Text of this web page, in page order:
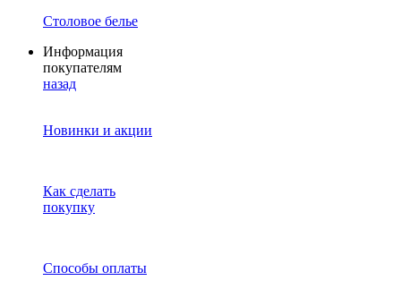
Столовое белье
Информация
покупателям
назад
Новинки и акции
Как сделать
покупку
Способы оплаты